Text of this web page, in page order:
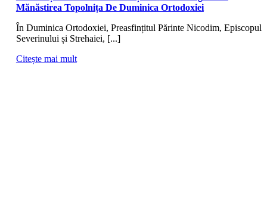
Mănăstirea Topolnița De Duminica Ortodoxiei
În Duminica Ortodoxiei, Preasfințitul Părinte Nicodim, Episcopul
Severinului și Strehaiei, [...]
Citește mai mult